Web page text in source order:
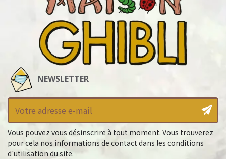
NEWSLETTER
Vous pouvez vous désinscrire à tout moment. Vous trouverez
pour cela nos informations de contact dans les conditions
d'utilisation du site.